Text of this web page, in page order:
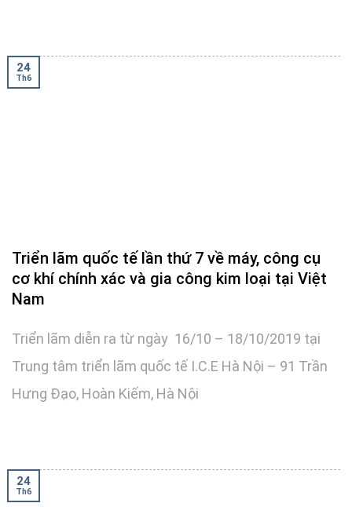
Triển lãm quốc tế lần thứ 7 về máy, công cụ
cơ khí chính xác và gia công kim loại tại Việt
Nam
Triển lãm diễn ra từ ngày 16/10 – 18/10/2019 tại
Trung tâm triển lãm quốc tế I.C.E Hà Nội – 91 Trần
Hưng Đạo, Hoàn Kiếm, Hà Nội
24
Th6
24
Th6